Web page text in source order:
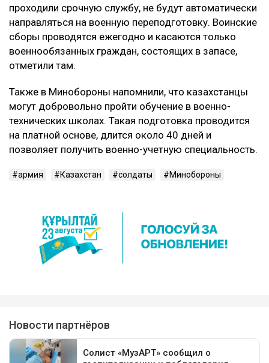
проходили срочную службу, не будут автоматически
направляться на военную переподготовку. Воинские
сборы проводятся ежегодно и касаются только
военнообязанных граждан, состоящих в запасе,
отметили там.
Также в Минобороны напомнили, что казахстанцы
могут добровольно пройти обучение в военно-
технических школах. Такая подготовка проводится
на платной основе, длится около 40 дней и
позволяет получить военно-учетную специальность.
армия Казахстан солдаты Минобороны